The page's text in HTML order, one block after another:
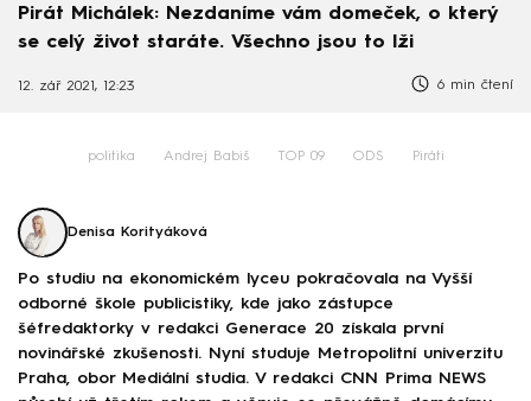
Pirát Michálek: Nezdaníme vám domeček, o který
se celý život staráte. Všechno jsou to lži
12. zář 2021, 12:23 6 min čtení
politika Andrej Babiš TOP 09 ODS Piráti
Denisa Korityáková
Po studiu na ekonomickém lyceu pokračovala na Vyšší
odborné škole publicistiky, kde jako zástupce
šéfredaktorky v redakci Generace 20 získala první
novinářské zkušenosti. Nyní studuje Metropolitní univerzitu
Praha, obor Mediální studia. V redakci CNN Prima NEWS